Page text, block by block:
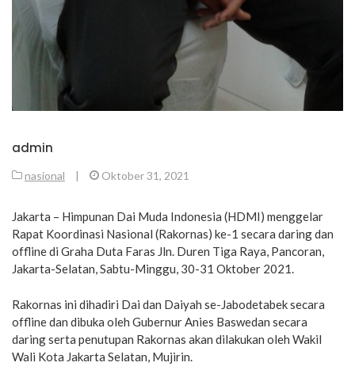
admin
nasional | Oktober 31, 2021
Jakarta – Himpunan Dai Muda Indonesia (HDMI) menggelar
Rapat Koordinasi Nasional (Rakornas) ke-1 secara daring dan
offline di Graha Duta Faras Jln. Duren Tiga Raya, Pancoran,
Jakarta-Selatan, Sabtu-Minggu, 30-31 Oktober 2021.
Rakornas ini dihadiri Dai dan Daiyah se-Jabodetabek secara
offline dan dibuka oleh Gubernur Anies Baswedan secara
daring serta penutupan Rakornas akan dilakukan oleh Wakil
Wali Kota Jakarta Selatan, Mujirin.